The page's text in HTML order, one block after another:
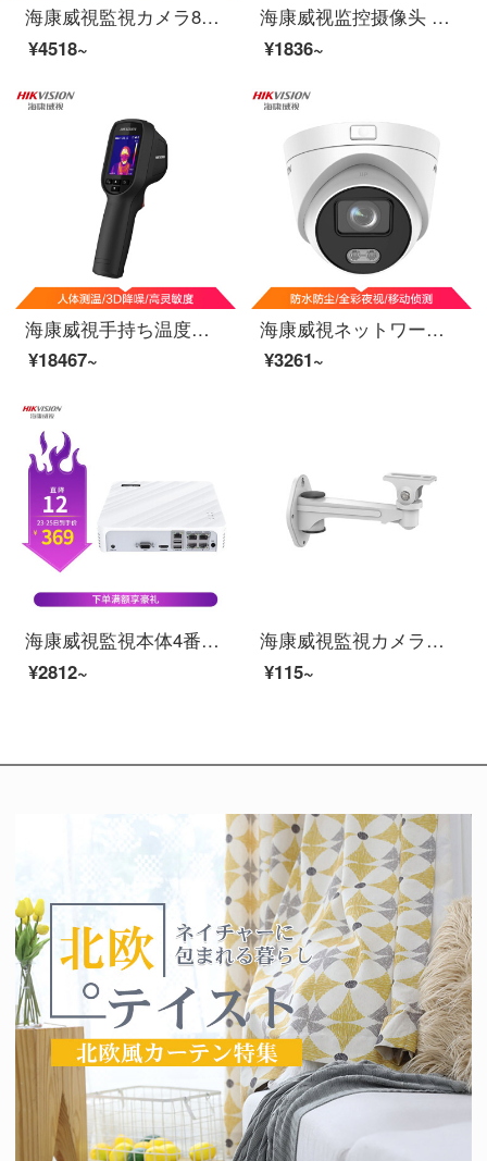
海康威視監視カメラ800万光星級ネットワーク監視カメラ網線給電赤外夜視監視カメラ2 C-3386 FWD-IS 8 mm
¥4518~
海康威视监控摄像头 室内网络高清监控器安防监控探头130万非poeDS-2CD1311D-I 4mm
¥1836~
海康威視手持ち温度測定器の高精度視認温度赤外線熱結像器のオフライン温度分析TB-3117-3/U
¥18467~
海康威視ネットワーク監視カメラ200万高清1080 P昼夜監視臻フルカラー画面携帯電話長非POE半球形カメラ3327 FDWD-LS 4 MM
¥3261~
海康威視監視本体4番のケーブル付きの電気供給ビデオはハードディスクのビデオデッキを監視してホストDS-704 N-F 1/4 P（B）を監視します。
¥2812~
海康威視監視カメラサポートモニタサポートDS-205 ZJ（ランダム出荷））
¥115~